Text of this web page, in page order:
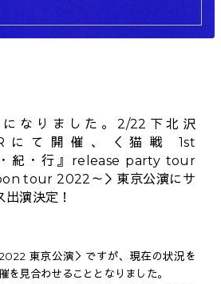
なりました。2/22下北沢
にて開催、＜猫戦 1st
紀・行』release party tour
tour 2022～＞東京公演にサ
演決定！
東京公演＞ですが、現在の状況を
を見合わせることとなりました。